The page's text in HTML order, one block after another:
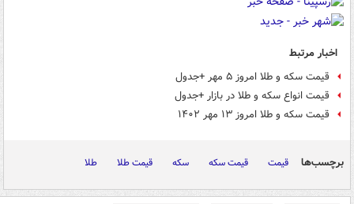
اخبار مرتبط
قیمت سکه و طلا امروز ۵ مهر +جدول
قیمت انواع سکه و طلا در بازار +جدول
قیمت سکه و طلا امروز ۱۳ مهر ۱۴۰۲
برچسب‌ها قیمت قیمت سکه سکه قیمت طلا طلا